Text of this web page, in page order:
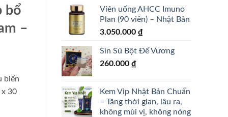
Viên uống AHCC Imuno
Plan (90 viên) – Nhật Bản
3.050.000 ₫
Sìn Sú Bột Đế Vương
260.000 ₫
Kem Vip Nhật Bản Chuẩn
– Tăng thời gian, lâu ra,
không mùi vị, không nóng
bổ
–
biển
x 30